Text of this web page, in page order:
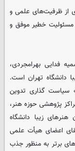
از ظرفیت‌های علمی و
مسئولیت خطیر موفق و
فدایی بهرامجردی،
دانشگاه تهران است.
سیاست گذاری تدوین
پژوهشی حوزه هنر،
زیبا دانشگاه
اعضای هیأت علمی
برتر به منظور جذب